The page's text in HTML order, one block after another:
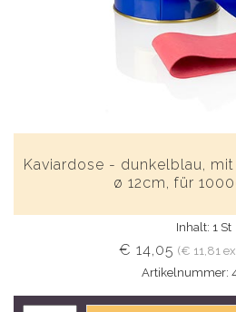
Kaviardose - dunkelblau,
ø 12cm, für
Inhalt: 1 St
€ 14,05 (€ 11,81
Artikelnummer: